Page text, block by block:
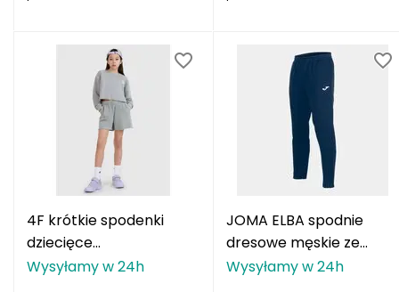
Munkees
4F krótkie spodenki
dziecięce
4FJWSS25TSHOF484
Wysyłamy w 24h
JOMA ELBA spodnie
dresowe męskie ze
zwężanymi nogawkami
Wysyłamy w 24h